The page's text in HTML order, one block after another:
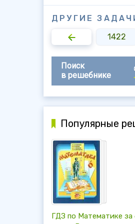
ДРУГИЕ
1421 1422
Поиск
в решебнике
Популярные
ГДЗ по Математике за